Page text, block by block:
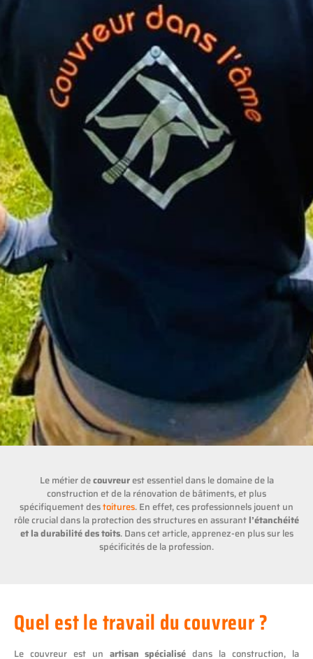
Le métier decouvreurest essentiel dans le domaine de la
construction et de la rénovation de bâtiments, et plus
spécifiquement destoitures. En effet, ces professionnels jouent un
rôle crucial dans la protection des structures en assurantl’étanchéité
et la durabilité des toits. Dans cet article, apprenez-en plus sur les
spécificités de la profession.
Quel est le travail du couvreur ?
Le couvreur est un artisan spécialisé dans la construction, la